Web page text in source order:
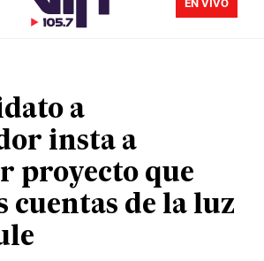
EN VIVO
a
insta a
proyecto que
cuentas de la luz